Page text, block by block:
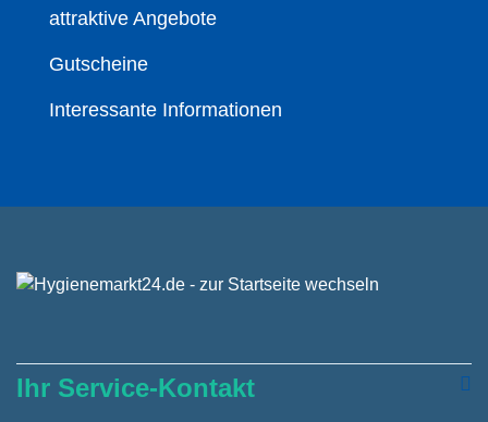
attraktive Angebote
Gutscheine
Interessante Informationen
Ihr Service-Kontakt